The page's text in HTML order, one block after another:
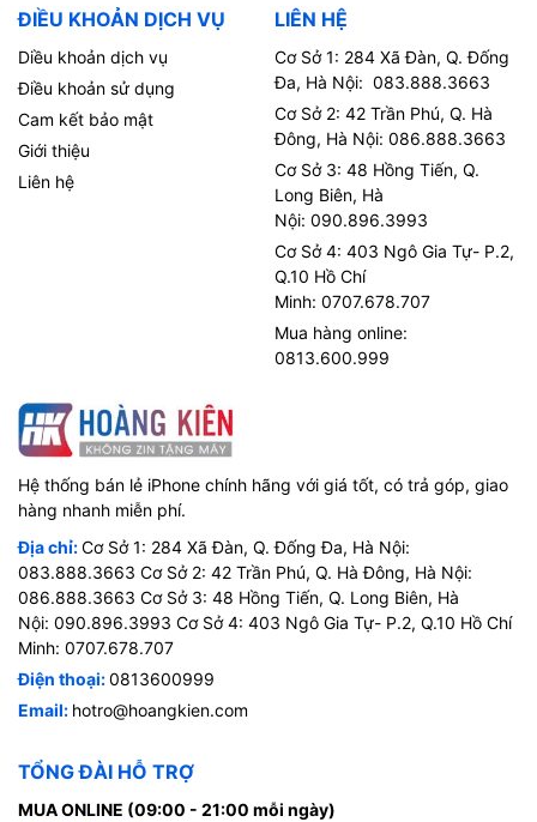
ĐIỀU KHOẢN DỊCH VỤ
Diều khoản dịch vụ
Điều khoản sử dụng
Cam kết bảo mật
Giới thiệu
Liên hệ
LIÊN HỆ
Cơ Sở 1: 284 Xã Đàn, Q. Đống
Đa, Hà Nội: 083.888.3663
Cơ Sở 2: 42 Trần Phú, Q. Hà
Đông, Hà Nội: 086.888.3663
Cơ Sở 3: 48 Hồng Tiến, Q.
Long Biên, Hà
Nội: 090.896.3993
Cơ Sở 4: 403 Ngô Gia Tự- P.2,
Q.10 Hồ Chí
Minh: 0707.678.707
Mua hàng online:
0813.600.999
Hệ thống bán lẻ iPhone chính hãng với giá tốt, có trả góp, giao
hàng nhanh miễn phí.
Địa chỉ:Cơ Sở 1: 284 Xã Đàn, Q. Đống Đa, Hà Nội:
083.888.3663 Cơ Sở 2: 42 Trần Phú, Q. Hà Đông, Hà Nội:
086.888.3663 Cơ Sở 3: 48 Hồng Tiến, Q. Long Biên, Hà
Nội: 090.896.3993 Cơ Sở 4: 403 Ngô Gia Tự- P.2, Q.10 Hồ Chí
Minh: 0707.678.707
Điện thoại:0813600999
Email: hotro@hoangkien.com
TỔNG ĐÀI HỖ TRỢ
MUA ONLINE (09:00 - 21:00 mỗi ngày)